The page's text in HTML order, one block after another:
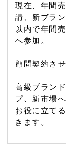
現在、年間
請、新ブラ
以内で年間
へ参加。
顧問契約さ
高級ブラン
プ、新市場
お役に立て
きます。